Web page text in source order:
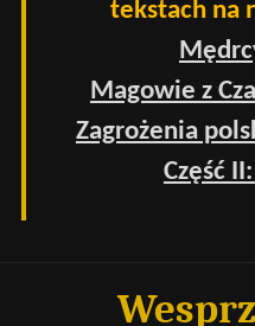
tekstach na
Magowie z
Zagrożenia
Część